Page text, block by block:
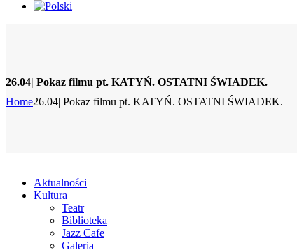
26.04| Pokaz filmu pt. KATYŃ. OSTATNI ŚWIADEK.
Home26.04| Pokaz filmu pt. KATYŃ. OSTATNI ŚWIADEK.
Aktualności
Kultura
Teatr
Biblioteka
Jazz Cafe
Galeria